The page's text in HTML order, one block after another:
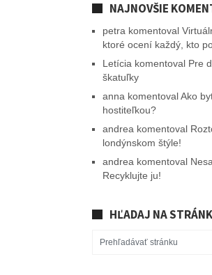
NAJNOVŠIE
petra komentoval
ktoré ocení každý, kto
Letícia komentoval Pre
škatuľky
anna komentovalAko
hostiteľkou?
andrea komentoval
londýnskom štýle!
andrea komentoval
Recyklujte ju!
HĽADAJ NA